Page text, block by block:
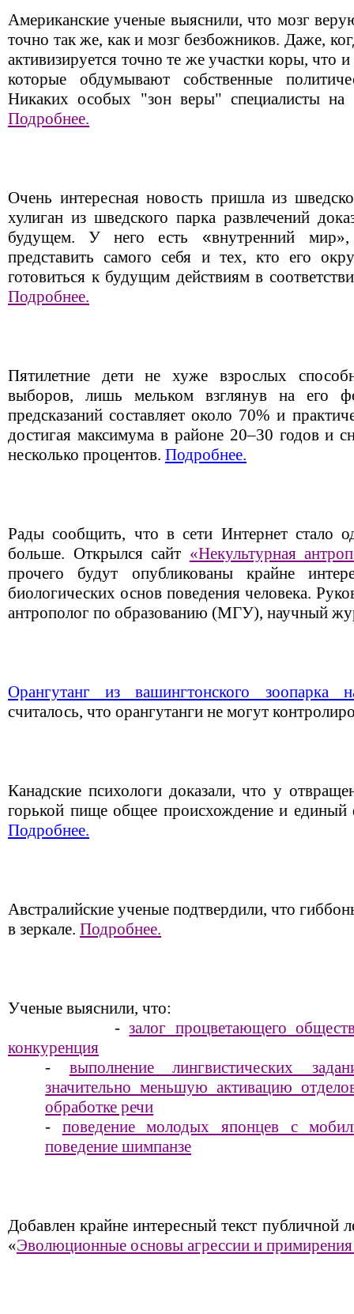
Американские ученые выяснили, что мозг
точно так же, как и мозг безбожников. Даже,
активизируется точно те же участки коры,
которые обдумывают собственные
Никаких особых "зон веры" специалисты на
Подробнее.
Очень интересная новость пришла из
хулиган из шведского парка развлечений
будущем. У него есть
«внутренний
представить самого себя и тех, кто его
готовиться к будущим действиям в
Подробнее.
Пятилетние дети не хуже взрослых
выборов, лишь мельком взглянув на его
предсказаний составляет около 70% и
достигая максимума в районе 20–30 годов и
несколько процентов. Подробнее.
Рады сообщить, что в сети Интернет стало
больше. Открылся сайт «Некультурная
прочего будут опубликованы крайне
биологических основ поведения человека.
антрополог по образованию (МГУ), научный
Орангутанг из вашингтонского зоопарка
считалось, что орангутанги не могут
Канадские психологи доказали, что у
горькой пище общее происхождение и единый
Подробнее.
Австралийские ученые подтвердили, что
в зеркале. Подробнее.
Ученые выяснили, что:
-залог процветающего
конкуренция
- выполнение лингвистических
значительно меньшую активацию
обработке речи
- поведение молодых японцев с
поведение шимпанзе
Добавлен крайне интересный текст публичной
«Эволюционные основы агрессии и примирения